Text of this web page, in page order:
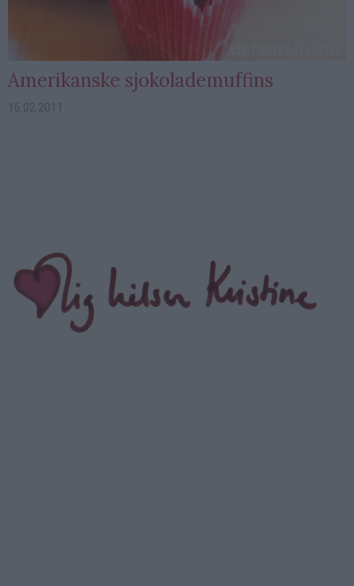
Amerikanske sjokolademuffins
16.02.2011